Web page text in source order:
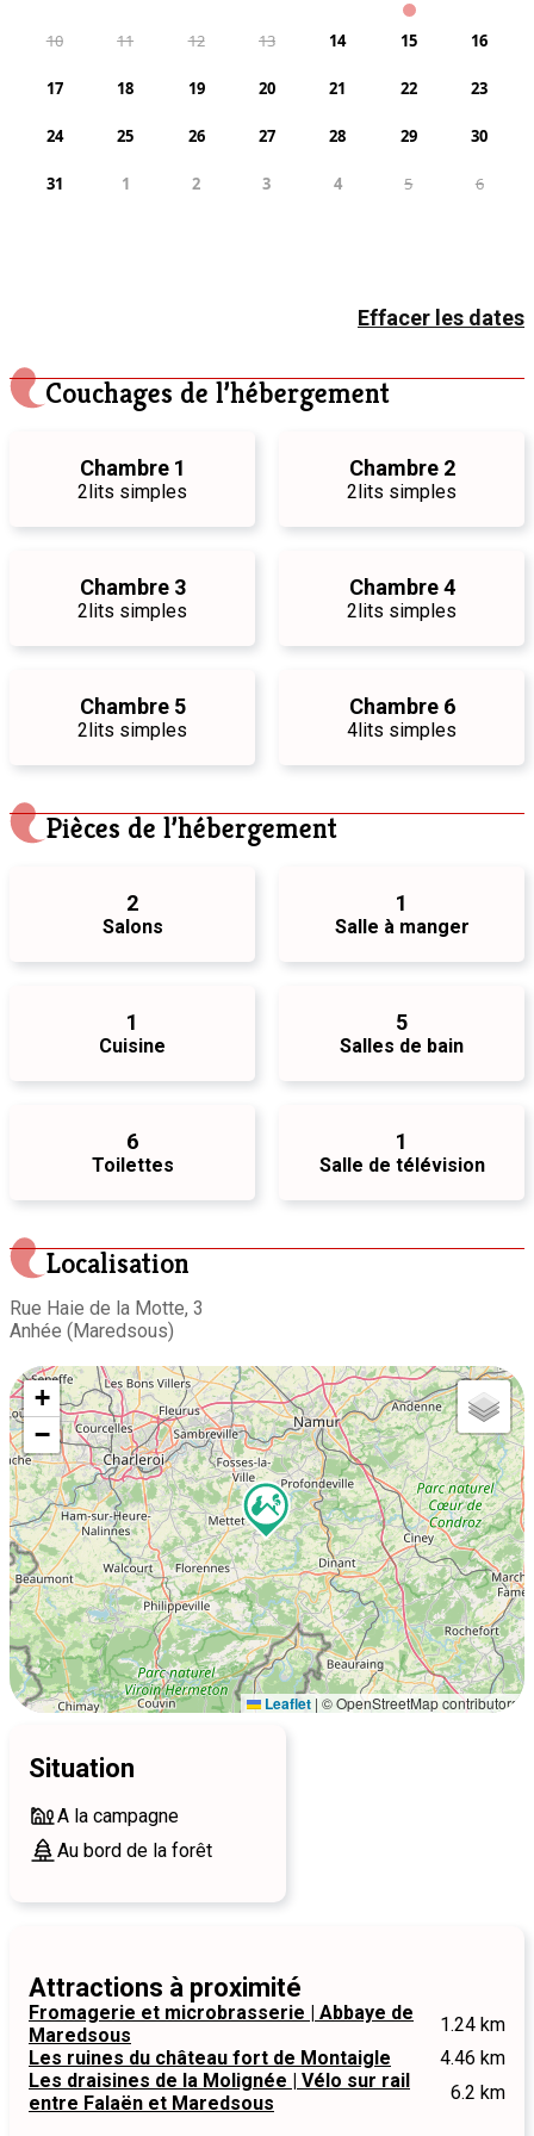
10 11 12 13 14 15 16
17 18 19 20 21 22 23
24 25 26 27 28 29 30
31 1 2 3 4 5 6
Effacer les dates
Couchages de l’hébergement
Chambre 1
2lits simples
Chambre 2
2lits simples
Chambre 3
2lits simples
Chambre 4
2lits simples
Chambre 5
2lits simples
Chambre 6
4lits simples
Pièces de l’hébergement
2
Salons
1
Salle à manger
1
Cuisine
5
Salles de bain
6
Toilettes
1
Salle de télévision
Localisation
Rue Haie de la Motte, 3
Anhée (Maredsous)
+
−
Leaflet | © OpenStreetMap contributors
Situation
A la campagne
Au bord de la forêt
Attractions à proximité
Fromagerie et microbrasserie | Abbaye de
Maredsous
1.24 km
Les ruines du château fort de Montaigle
4.46 km
Les draisines de la Molignée | Vélo sur rail
entre Falaën et Maredsous
6.2 km